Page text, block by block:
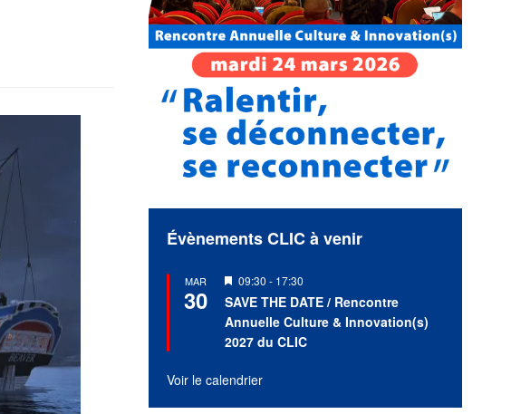
Évènements CLIC à venir
MAR
30
Mis
en
avant
09:30 - 17:30
SAVE THE DATE / Rencontre
Annuelle Culture & Innovation(s)
2027 du CLIC
Voir le calendrier